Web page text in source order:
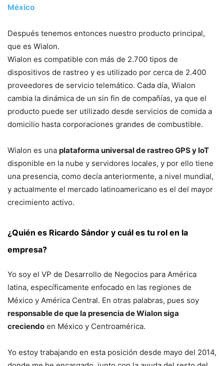
México
Después tenemos entonces nuestro producto principal,
que es Wialon.
Wialon es compatible con más de 2.700 tipos de
dispositivos de rastreo y es utilizado por cerca de 2.400
proveedores de servicio telemático. Cada día, Wialon
cambia la dinámica de un sin fin de compañías, ya que el
producto puede ser utilizado desde servicios de comida a
domicilio hasta corporaciones grandes de combustible.
Wialon es una plataforma universal de rastreo GPS y IoT
disponible en la nube y servidores locales, y por ello tiene
una presencia, como decía anteriormente, a nivel mundial,
y actualmente el mercado latinoamericano es el del mayor
crecimiento activo.
¿Quién es Ricardo Sándor y cuál es tu rol en la
empresa?
Yo soy el VP de Desarrollo de Negocios para América
latina, específicamente enfocado en las regiones de
México y América Central. En otras palabras, pues soy
responsable de que la presencia de Wialon siga
creciendo en México y Centroamérica.
Yo estoy trabajando en esta posición desde mayo del 2014,